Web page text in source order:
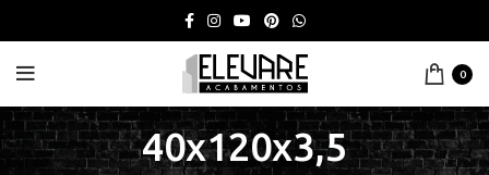
0
40x120x3,5